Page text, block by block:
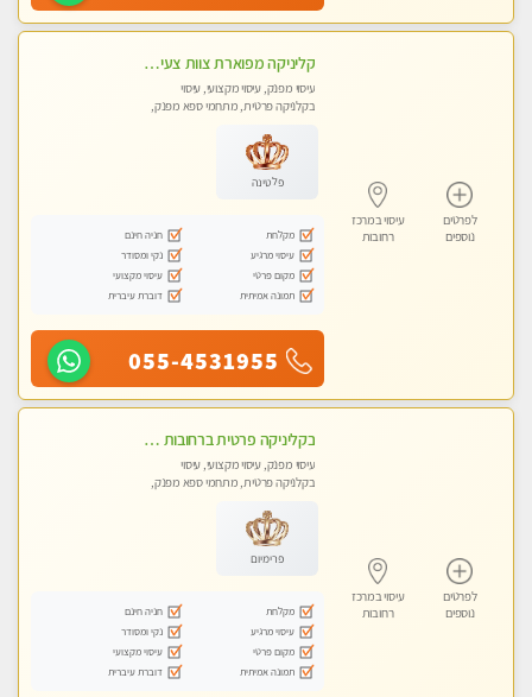
לפרטים
נוספים
עיסוי במרכז
רחובות
קליניקה מפוארת צוות צעיר ומקצועי לעיסוי VIP באווירה חמה ונעימה מומלץ ביותר! חוויה מפנקת מאוד ... ללא מין !!
עיסוי מפנק, עיסוי מקצועי, עיסוי
בקלניקה פרטית, מתחמי ספא מפנק,
פלטינה
מקלחת
חניה חינם
עיסוי מרגיע
נקי ומסודר
מקום פרטי
עיסוי מקצועי
תמונה אמיתית
דוברת עיברית
055-4531955
לפרטים
נוספים
עיסוי במרכז
רחובות
בקליניקה פרטית ברחובות כל סוגי העיסויים מעסה מקצועית ואיכותית פרטי!!
עיסוי מפנק, עיסוי מקצועי, עיסוי
בקלניקה פרטית, מתחמי ספא מפנק,
פרימיום
מקלחת
חניה חינם
עיסוי מרגיע
נקי ומסודר
מקום פרטי
עיסוי מקצועי
תמונה אמיתית
דוברת עיברית